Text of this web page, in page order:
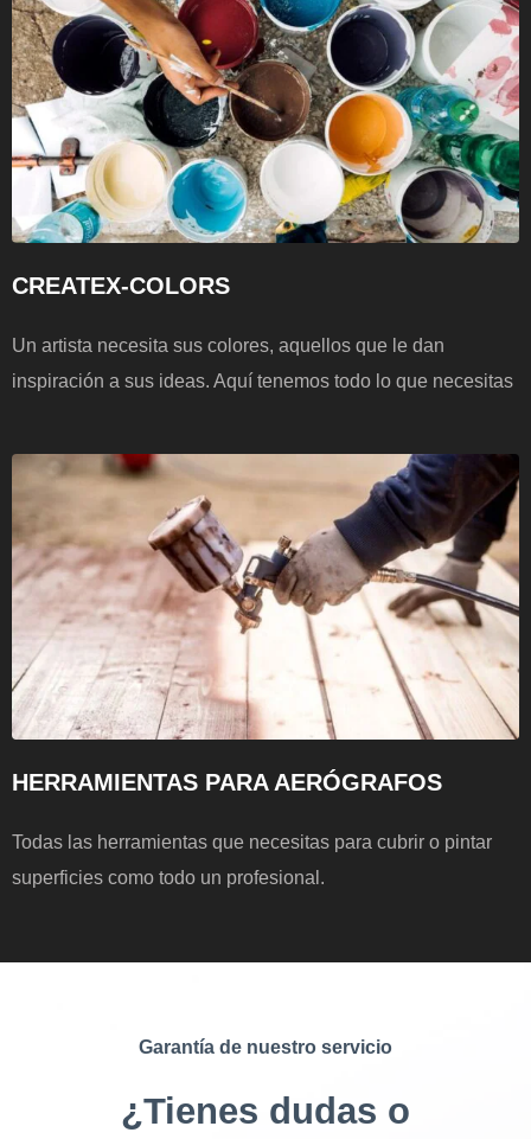
CREATEX-COLORS
Un artista necesita sus colores, aquellos que le dan
inspiración a sus ideas. Aquí tenemos todo lo que necesitas
HERRAMIENTAS PARA AERÓGRAFOS
Todas las herramientas que necesitas para cubrir o pintar
superficies como todo un profesional.
Garantía de nuestro servicio
¿Tienes dudas o